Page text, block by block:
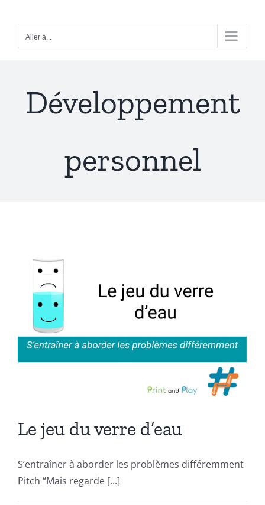
contenuAller à...
Développement
personnel
Le jeu du verre d’eau
S’entraîner à aborder les problèmes différemment
Pitch “Mais regarde [...]